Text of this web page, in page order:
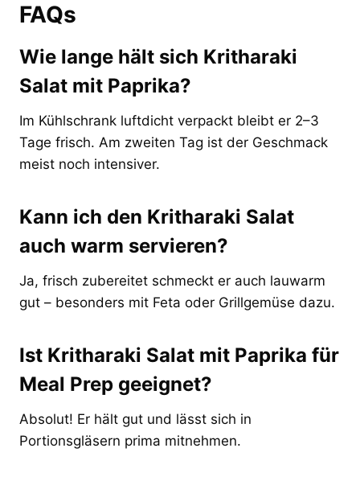
FAQs
Wie lange hält sich Kritharaki
Salat mit Paprika?
Im Kühlschrank luftdicht verpackt bleibt er 2–3
Tage frisch. Am zweiten Tag ist der Geschmack
meist noch intensiver.
Kann ich den Kritharaki Salat
auch warm servieren?
Ja, frisch zubereitet schmeckt er auch lauwarm
gut – besonders mit Feta oder Grillgemüse dazu.
Ist Kritharaki Salat mit Paprika für
Meal Prep geeignet?
Absolut! Er hält gut und lässt sich in
Portionsgläsern prima mitnehmen.